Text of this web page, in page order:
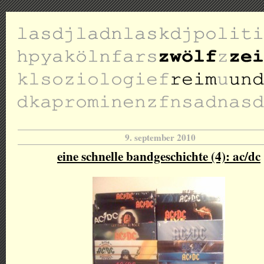
9. september 2010
eine schnelle bandgeschichte (4): ac/dc